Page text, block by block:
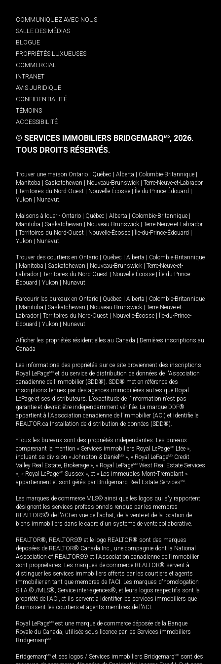
COMMUNIQUEZ AVEC NOUS
SALLE DES MÉDIAS
BLOGUE
PROPRIÉTÉS LUXUEUSES
COMMERCIAL
INTRANET
AVIS JURIDIQUE
CONFIDENTIALITÉ
TÉMOINS
ACCESSIBILITÉ
© SERVICES IMMOBILIERS BRIDGEMARQMD, 2026.
TOUS DROITS RÉSERVÉS.
Trouver une maison Ontario Québec Alberta Colombie-Britannique
Manitoba
Saskatchewan Nouveau-Brunswick
Terre-Neuve-et-Labrador
Territoires du Nord-Ouest Nouvelle-Écosse Île-du-Prince-Édouard
Yukon
Nunavut.
Maisons à louer - Ontario Québec Alberta Colombie-Britannique
Manitoba
Saskatchewan Nouveau-Brunswick
Terre-Neuve-et-Labrador
Territoires du Nord-Ouest Nouvelle-Écosse Île-du-Prince-Édouard
Yukon
Nunavut.
Trouver des courtiers en Ontario Québec Alberta
Colombie-Britannique
Manitoba Saskatchewan Nouveau-Brunswick
Terre-Neuve-et-
Labrador
Territoires du Nord-Ouest Nouvelle-Écosse
Île-du-Prince-
Édouard
Yukon Nunavut
Parcourir les bureaux en Ontario Québec Alberta
Colombie-Britannique
Manitoba Saskatchewan Nouveau-Brunswick
Terre-Neuve-et-
Labrador
Territoires du Nord-Ouest Nouvelle-Écosse
Île-du-Prince-
Édouard
Yukon Nunavut
Afficher les propriétés résidentielles au Canada
Dernières inscriptions au
Canada
Les informations des propriétés sur ce site proviennent des inscriptions
Royal LePageMD et du service de distribution de données de l'Association
canadienne de l’immobilier (SDD®). SDD® met en référence des
inscriptions tenues par des agences immobilières autres que Royal
LePage et ses distributeurs. L'exactitude de l'information n'est pas
garantie et devrait être indépendamment vérifiée. La marque DDF®
appartient à l'Association canadienne de l’immobilier (ACI) et identifie le
REALTOR.ca Installation de distribution de données (SDD®).
*Tous les bureaux sont des propriétés indépendantes. Les bureaux
comprenant la mention « Services immobiliers Royal LePageMD Ltée »,
incluant sa division « Johnston & Daniel MD », « Royal LePageMD Credit
Valley Real Estate, Brokerage », « Royal LePageMD West Real Estate Services
», « Royal LePageMD Sussex », et « Les immeubles Mont-Tremblant »
appartiennent et sont gérés par Bridgemarq Real Estate ServicesMD.
Les marques de commerce MLS® ainsi que les logos qui s'y rapportent
désignent les services professionnels rendus par les membres
REALTORS® de l'ACI en vue de l'achat, de la vente et de la location de
biens immobiliers dans le cadre d'un système de vente collaborative.
REALTOR®, REALTORS® et le logo REALTOR® sont des marques
déposées de REALTOR® Canada Inc., une compagnie dont la National
Association of REALTORS® et l'Association canadienne de l’immobilier
sont propriétaires. Les marques de commerce REALTOR® servent à
distinguer les services immobiliers offerts par les courtiers et agents
immobilier en tant que membres de l'ACI. Les marques d'homologation
S.I.A.® /MLS®, Service inter-agences®, et leurs logos respectifs sont la
propriété de l'ACI, et ils servent à identifier les services immobiliers que
fournissent les courtiers et agents membres de l'ACI.
Royal LePageMD est une marque de commerce déposée de la Banque
Royale du Canada, utilisée sous licence par les Services immobiliers
BridgemarqMD.
BridgemarqMD et ses logos / Services immobiliers BridgemarqMD sont des